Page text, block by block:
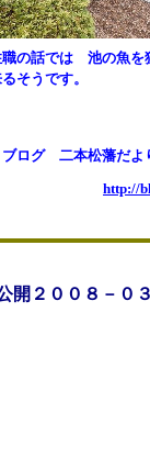
の話では 池の魚を
そうです。
ブログ 二本松藩だよ
http://
開２００８－０